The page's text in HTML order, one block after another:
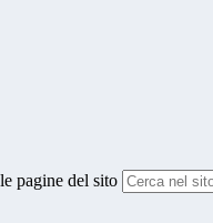
pagine del sito